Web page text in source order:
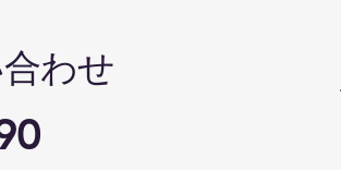
わせ